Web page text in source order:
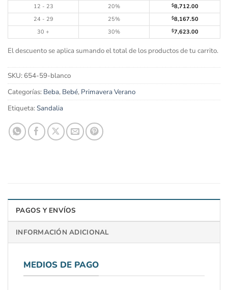
12 - 23
20% $8,712.00
24 - 29
25% $8,167.50
30 +
30% $7,623.00
El descuento se aplica sumando el total de los productos de tu carrito.
SKU: 654-59-blanco
Categorías: Beba, Bebé, Primavera Verano
Etiqueta:Sandalia
PAGOS Y ENVÍOS
INFORMACIÓN ADICIONAL
MEDIOS DE PAGO